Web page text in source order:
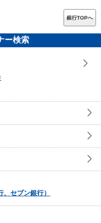
銀行TOPへ
ー検索
セブン銀行）